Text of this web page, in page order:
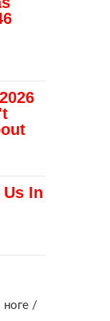
ноге /